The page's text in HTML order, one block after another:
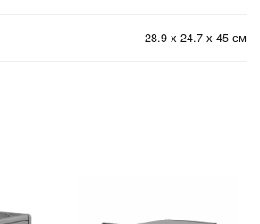
28.9 х 24.7 х 45 см